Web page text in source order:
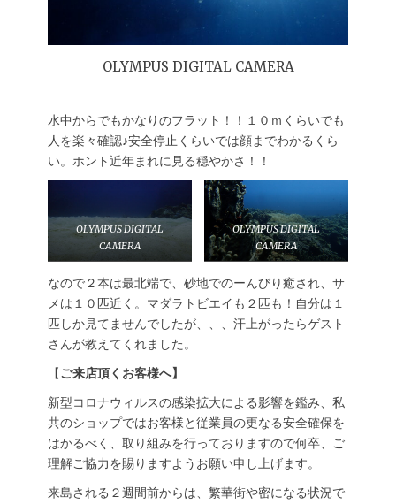
OLYMPUS DIGITAL CAMERA
水中からでもかなりのフラット！！１０ｍくらいでも
人を楽々確認♪安全停止くらいでは顔までわかるくら
い。ホント近年まれに見る穏やかさ！！
OLYMPUS DIGITAL
CAMERA
OLYMPUS DIGITAL
CAMERA
なので２本は最北端で、砂地でのーんびり癒され、サ
メは１０匹近く。マダラトビエイも２匹も！自分は１
匹しか見てませんでしたが、、、汗上がったらゲスト
さんが教えてくれました。
【ご来店頂くお客様へ】
新型コロナウィルスの感染拡大による影響を鑑み、私
共のショップではお客様と従業員の更なる安全確保を
はかるべく、取り組みを行っておりますので何卒、ご
理解ご協力を賜りますようお願い申し上げます。
来島される２週間前からは、繁華街や密になる状況で